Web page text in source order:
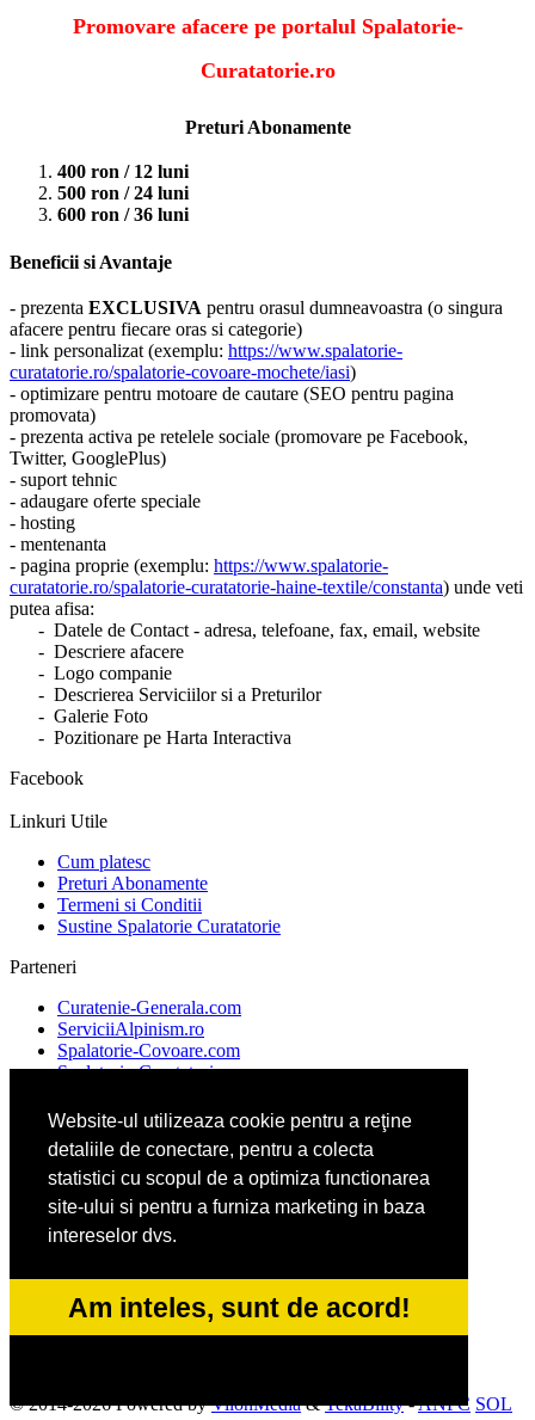
Website-ul utilizeaza cookie pentru a reţine
detaliile de conectare, pentru a colecta
statistici cu scopul de a optimiza functionarea
site-ului si pentru a furniza marketing in baza
intereselor dvs.
Am inteles, sunt de acord!
Promovare afacere pe portalul Spalatorie-
Curatatorie.ro
Preturi Abonamente
400 ron / 12 luni
500 ron / 24 luni
600 ron / 36 luni
Beneficii si Avantaje
- prezenta EXCLUSIVA pentru orasul dumneavoastra (o singura
afacere pentru fiecare oras si categorie)
- link personalizat (exemplu: https://www.spalatorie-
curatatorie.ro/spalatorie-covoare-mochete/iasi)
- optimizare pentru motoare de cautare (SEO pentru pagina
promovata)
- prezenta activa pe retelele sociale (promovare pe Facebook,
Twitter, GooglePlus)
- suport tehnic
- adaugare oferte speciale
- hosting
- mentenanta
- pagina proprie (exemplu: https://www.spalatorie-
curatatorie.ro/spalatorie-curatatorie-haine-textile/constanta) unde veti
putea afisa:
- Datele de Contact - adresa, telefoane, fax, email, website
- Descriere afacere
- Logo companie
- Descrierea Serviciilor si a Preturilor
- Galerie Foto
- Pozitionare pe Harta Interactiva
Facebook
Linkuri Utile
Cum platesc
Preturi Abonamente
Termeni si Conditii
Sustine Spalatorie Curatatorie
Parteneri
Curatenie-Generala.com
ServiciiAlpinism.ro
Spalatorie-Covoare.com
Spalatorie-Curatatorie.com
CentruColectareDeseuri.ro
CuratareHota.com
DeratizareDezinsectie.ro
ReciclareDeseuri.ro
ColectareDeseuriMedicale.com
FirmaDeratizare.ro
Service-Reparatii.com
© 2014-2026 Powered byVilonMedia&TekaBility-ANPC SOL